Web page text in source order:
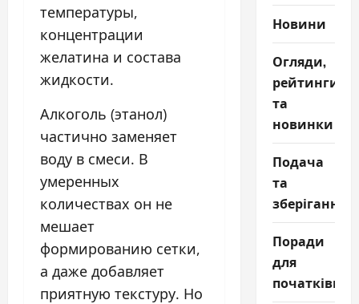
температуры,
концентрации
желатина и состава
жидкости.
Алкоголь (этанол)
частично заменяет
воду в смеси. В
умеренных
количествах он не
мешает
формированию сетки,
а даже добавляет
приятную текстуру. Но
Новини
Огляди,
рейтинги
та
новинки
Подача
та
зберігання
Поради
для
початківців